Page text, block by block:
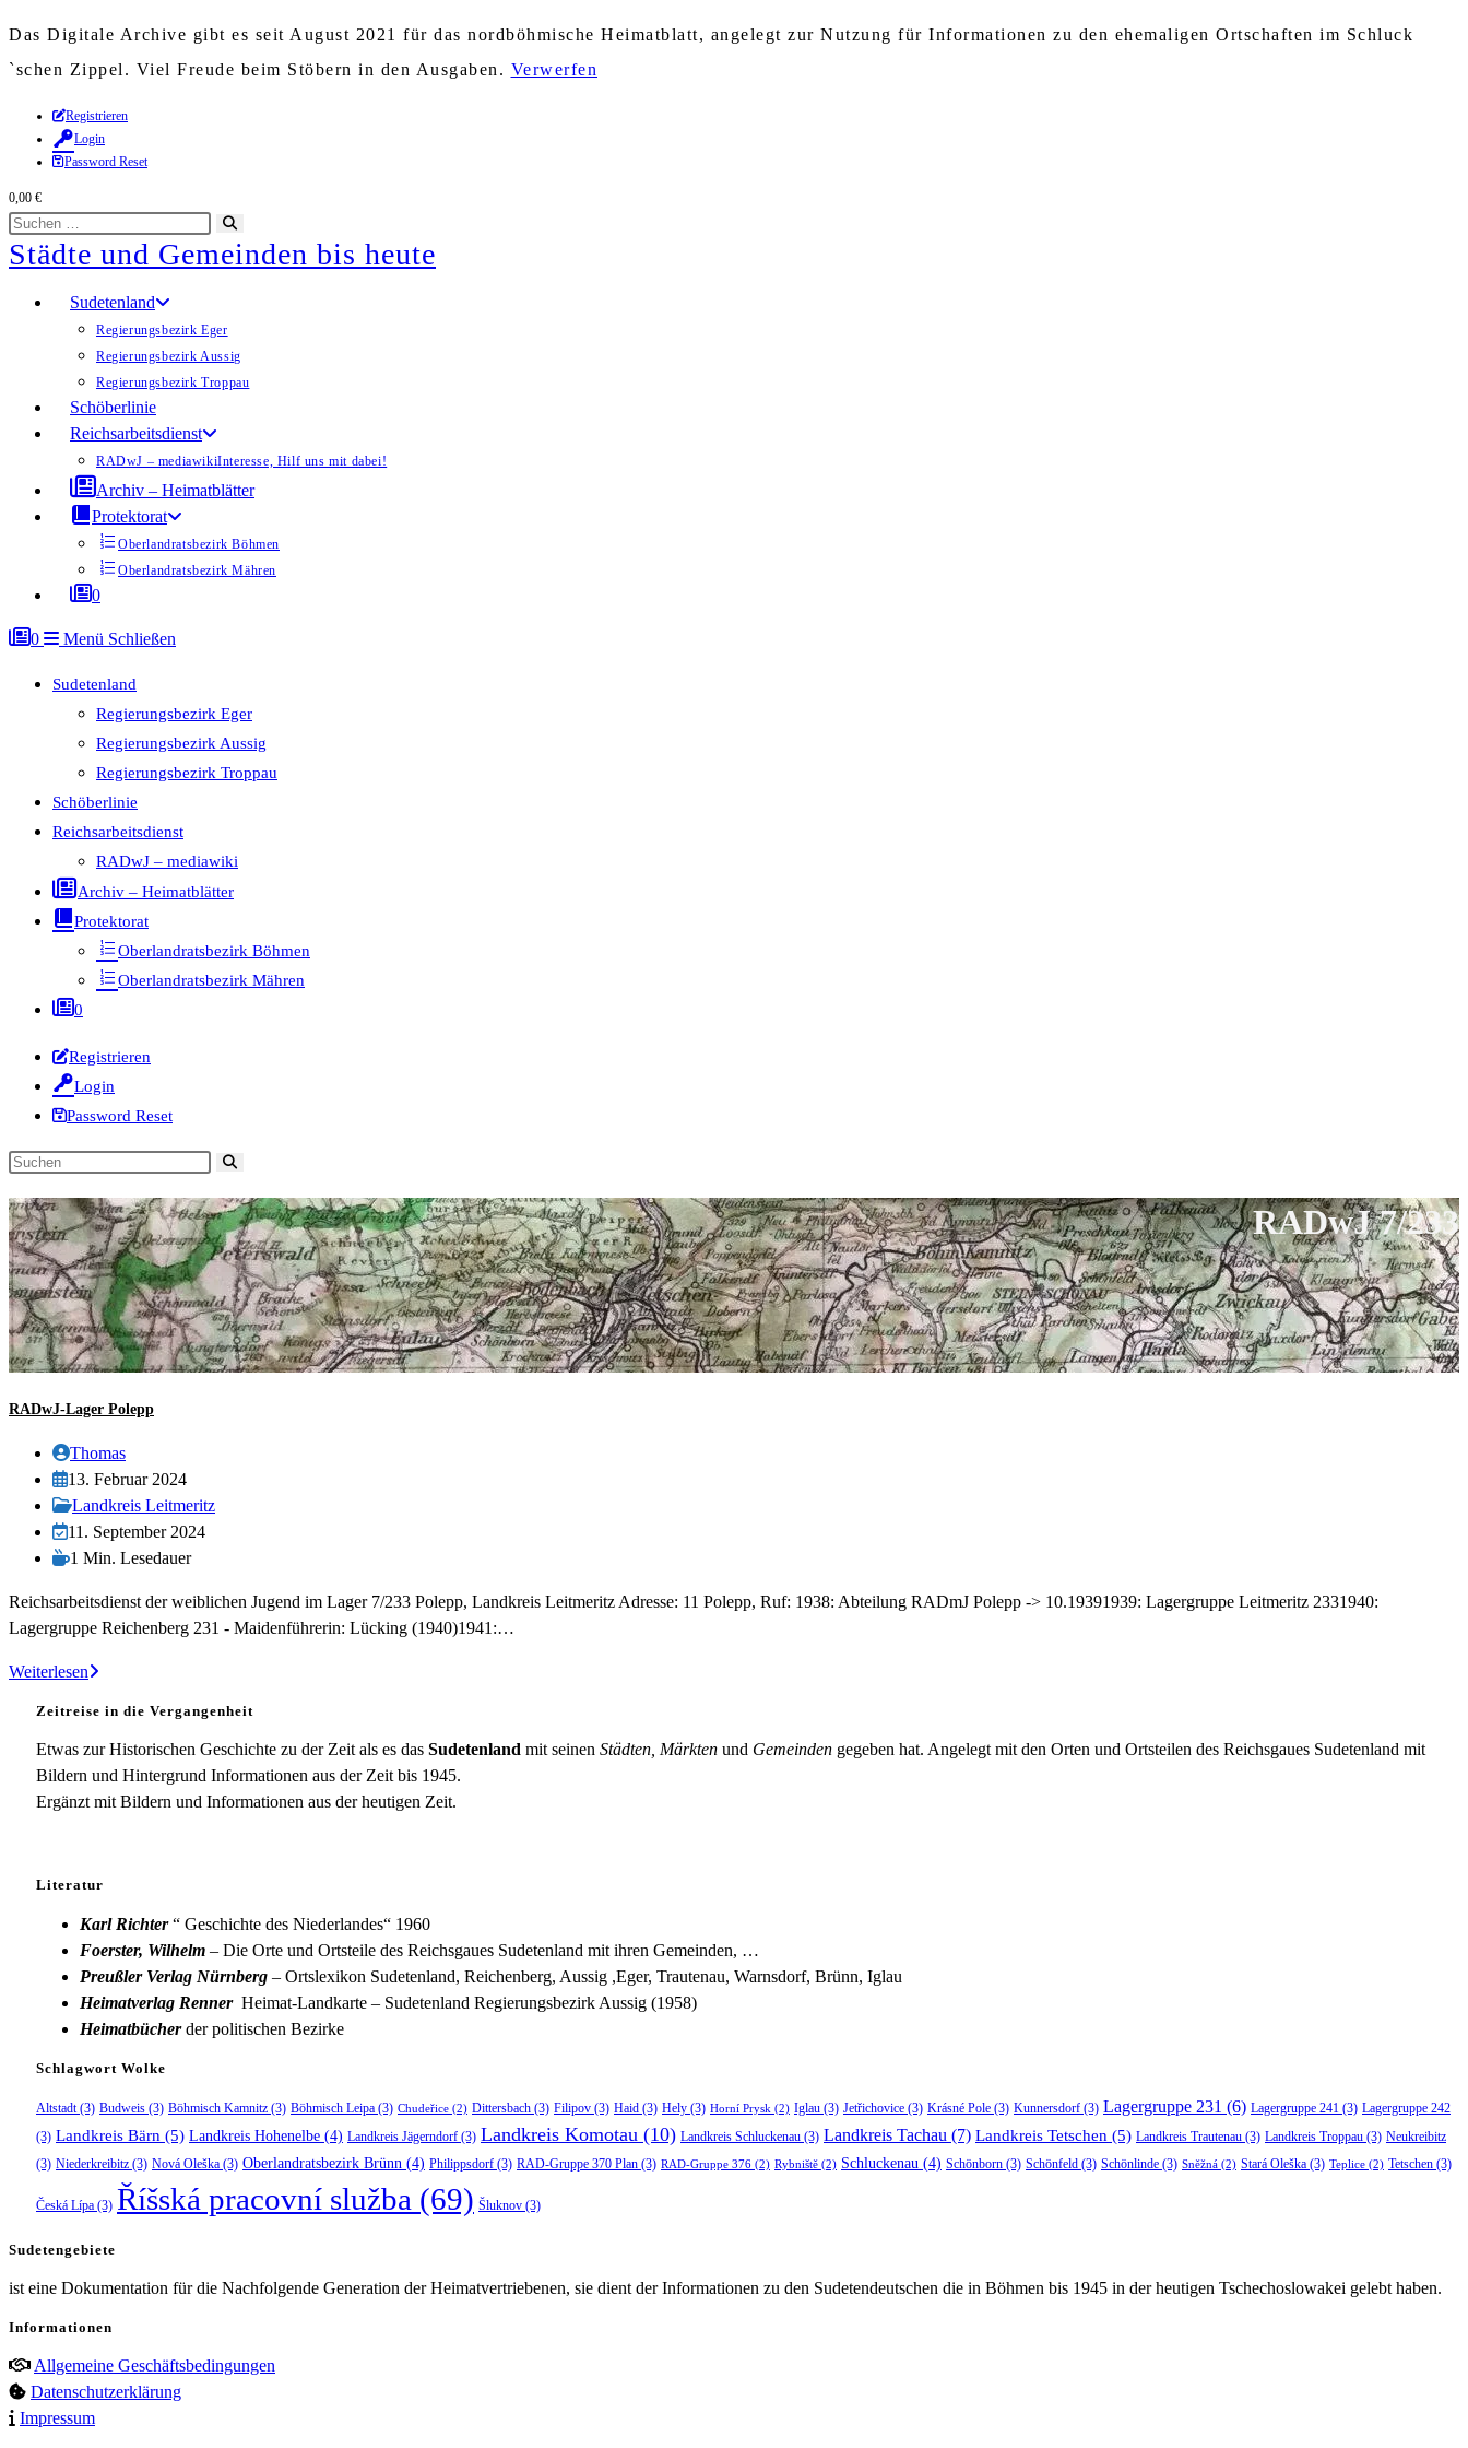
Das Digitale Archive gibt es seit August 2021 für das nordböhmische Heimatblatt, angelegt zur Nutzung für Informationen zu den ehemaligen Ortschaften im Schluck
`schen Zippel. Viel Freude beim Stöbern in den Ausgaben. Verwerfen
Zum
Inhalt
springen
Registrieren
Login
Password Reset
0,00 €
Diese
Website
durchsuchen
starten
Städte und Gemeinden bis heute
Sudetenland
Regierungsbezirk Eger
Regierungsbezirk Aussig
Regierungsbezirk Troppau
Schöberlinie
Reichsarbeitsdienst
RADwJ – mediawikiInteresse, Hilf uns mit dabei!
Archiv – Heimatblätter
Protektorat
Oberlandratsbezirk Böhmen
Oberlandratsbezirk Mähren
0
0 Menü Schließen
Sudetenland
Regierungsbezirk Eger
Regierungsbezirk Aussig
Regierungsbezirk Troppau
Schöberlinie
Reichsarbeitsdienst
RADwJ – mediawiki
Archiv – Heimatblätter
Protektorat
Oberlandratsbezirk Böhmen
Oberlandratsbezirk Mähren
0
Registrieren
Login
Password Reset
Diese
durchsuchen
RADwJ 7/233
RADwJ-Lager Polepp
Beitrags-
Autor:
Thomas
Beitrag
veröffentlicht:
13. Februar 2024
Beitrags-
Kategorie:
Landkreis Leitmeritz
Beitrag
zuletzt
am:
11. September 2024
Lesedauer:
1 Min. Lesedauer
Reichsarbeitsdienst der weiblichen Jugend im Lager 7/233 Polepp, Landkreis Leitmeritz Adresse: 11 Polepp, Ruf: 1938: Abteilung RADmJ Polepp -> 10.19391939: Lagergruppe Leitmeritz 2331940:
Lagergruppe Reichenberg 231 - Maidenführerin: Lücking (1940)1941:…
WeiterlesenRADwJ-
Zeitreise in die Vergangenheit
Etwas zur Historischen Geschichte zu der Zeit als es das Sudetenland mit seinen Städten, Märkten und Gemeinden gegeben hat. Angelegt mit den Orten und Ortsteilen des Reichsgaues Sudetenland mit
Bildern und Hintergrund Informationen aus der Zeit bis 1945.
Ergänzt mit Bildern und Informationen aus der heutigen Zeit.
Literatur
Karl Richter“ Geschichte des Niederlandes“ 1960
Foerster, Wilhelm – Die Orte und Ortsteile des Reichsgaues Sudetenland mit ihren Gemeinden, …
Preußler Verlag Nürnberg – Ortslexikon Sudetenland, Reichenberg, Aussig ,Eger, Trautenau, Warnsdorf, Brünn, Iglau
Heimatverlag Renner Heimat-Landkarte – Sudetenland Regierungsbezirk Aussig (1958)
Heimatbücherder politischen Bezirke
Schlagwort Wolke
Altstadt(3) Budweis (3) Böhmisch Kamnitz (3) Böhmisch Leipa (3) Chudeřice (2) Dittersbach (3) Filipov (3) Haid (3) Hely (3) Horní Prysk (2) Iglau (3) Jetřichovice (3) Krásné Pole (3) Kunnersdorf (3) Lagergruppe 231 (6) Lagergruppe 241 (3) Lagergruppe 242
(3) Landkreis Bärn (5) Landkreis Hohenelbe (4) Landkreis Jägerndorf (3) Landkreis Komotau (10) Landkreis Schluckenau (3) Landkreis Tachau (7) Landkreis Tetschen (5) Landkreis Trautenau (3) Landkreis Troppau (3) Neukreibitz
(3) Niederkreibitz (3) Nová Oleška (3) Oberlandratsbezirk Brünn (4) Philippsdorf (3) RAD-Gruppe 370 Plan (3) RAD-Gruppe 376 (2) Rybniště (2) Schluckenau (4) Schönborn (3) Schönfeld (3) Schönlinde (3) Sněžná (2) Stará Oleška (3) Teplice (2) Tetschen (3)
Česká Lípa (3) Říšská pracovní služba (69) Šluknov (3)
Sudetengebiete
ist eine Dokumentation für die Nachfolgende Generation der Heimatvertriebenen, sie dient der Informationen zu den Sudetendeutschen die in Böhmen bis 1945 in der heutigen Tschechoslowakei gelebt haben.
Informationen
Allgemeine Geschäftsbedingungen
Datenschutzerklärung
Impressum